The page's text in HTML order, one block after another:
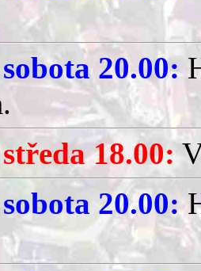
20.00:
18.00:
20.00: